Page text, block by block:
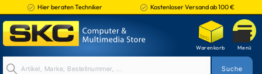
Hier beraten Techniker Kostenloser Versand ab 100 €